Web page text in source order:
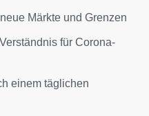
Märkte und Grenzen
für Corona-
einem täglichen